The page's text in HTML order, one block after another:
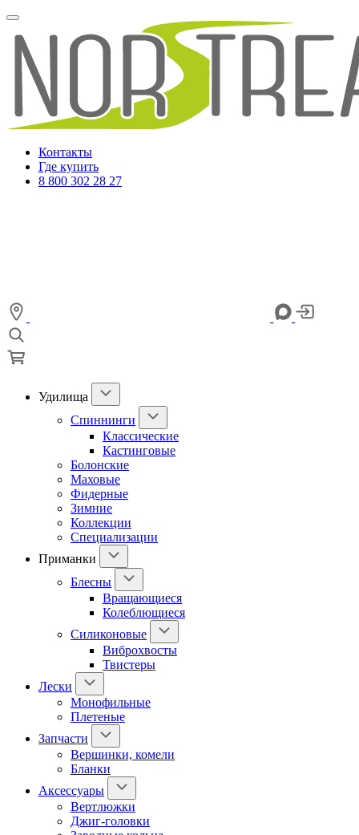
Контакты
Где купить
8 800 302 28 27
Удилища
Спиннинги
Классические
Кастинговые
Болонские
Маховые
Фидерные
Зимние
Коллекции
Специализации
Приманки
Блесны
Вращающиеся
Колеблющиеся
Силиконовые
Виброхвосты
Твистеры
Лески
Монофильные
Плетеные
Запчасти
Вершинки, комели
Бланки
Аксессуары
Вертлюжки
Джиг-головки